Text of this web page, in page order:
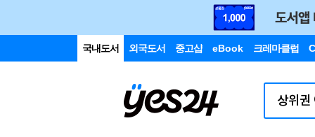
국내도서 외국도서 중고샵 eBook 크레마클럽